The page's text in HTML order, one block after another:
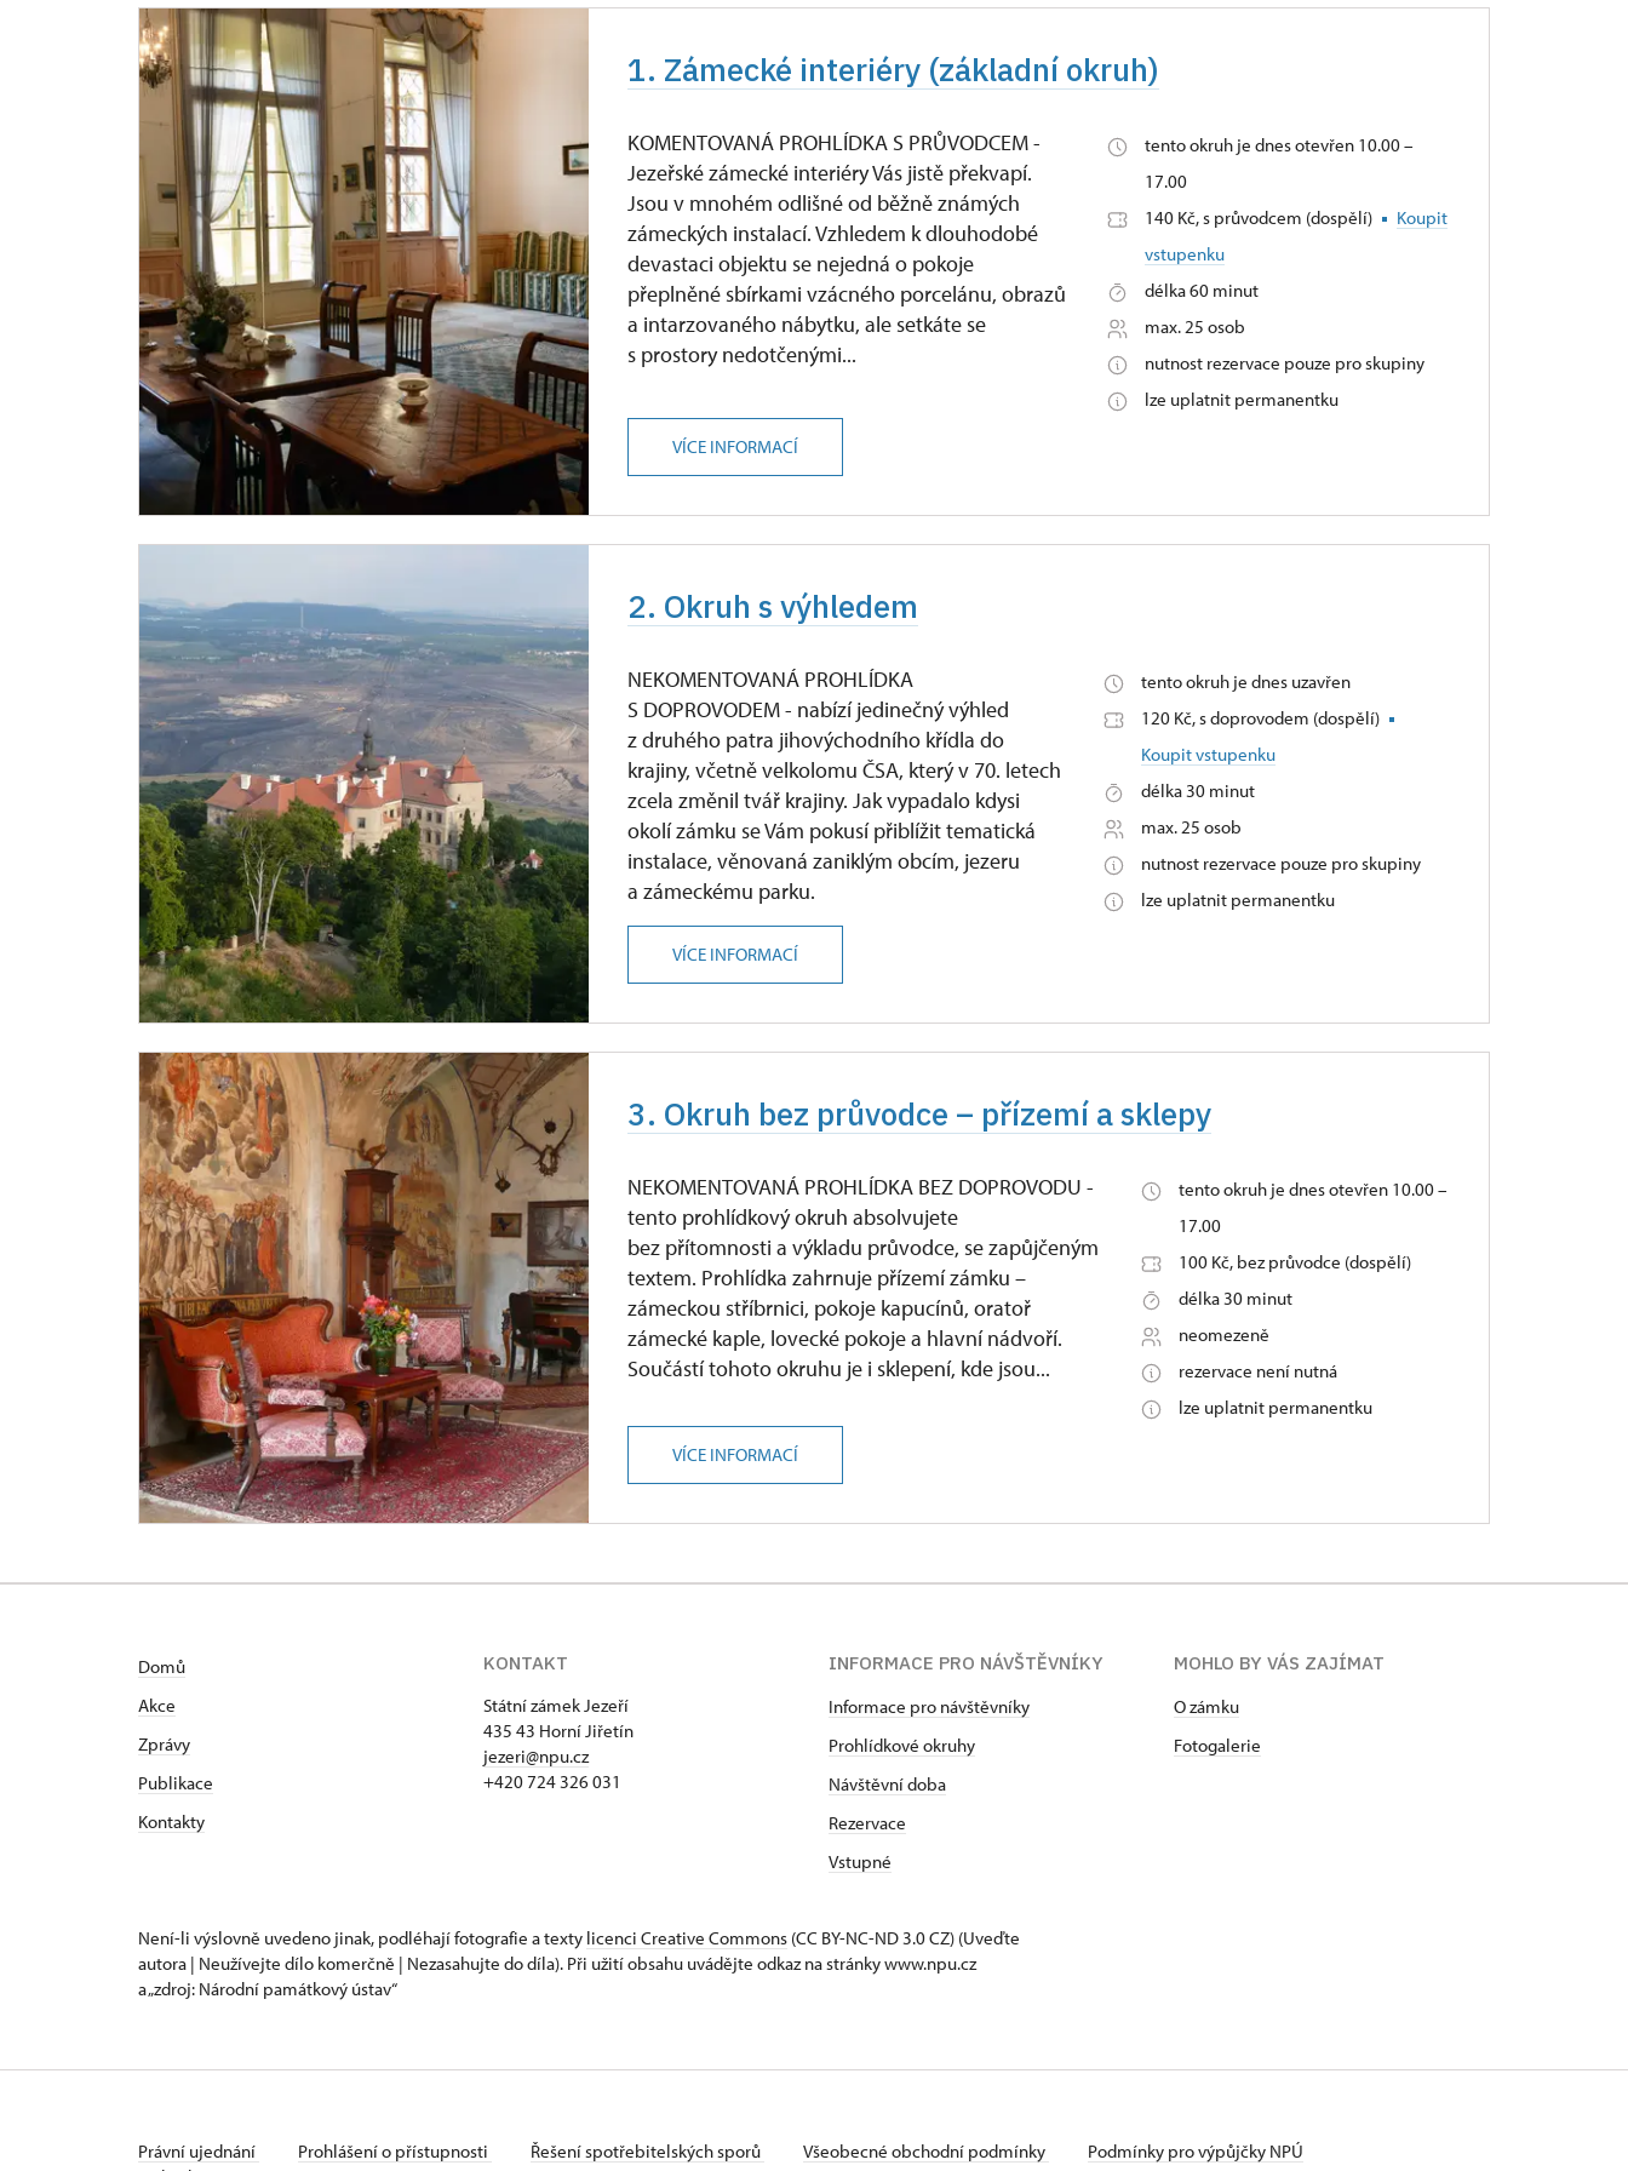
1. Zámecké interiéry (základní okruh)
KOMENTOVANÁ PROHLÍDKA S PRŮVODCEM -
Jezeřské zámecké interiéry Vás jistě překvapí.
Jsou v mnohém odlišné od běžně známých
zámeckých instalací. Vzhledem k dlouhodobé
devastaci objektu se nejedná o pokoje
přeplněné sbírkami vzácného porcelánu, obrazů
a intarzovaného nábytku, ale setkáte se
s prostory nedotčenými...
tento okruh je dnes otevřen 10.00 –
17.00
140 Kč, s průvodcem (dospělí)
Koupit
vstupenku
délka 60 minut
max. 25 osob
nutnost rezervace pouze pro skupiny
lze uplatnit permanentku
VÍCE INFORMACÍ
2. Okruh s výhledem
NEKOMENTOVANÁ PROHLÍDKA
S DOPROVODEM - nabízí jedinečný výhled
z druhého patra jihovýchodního křídla do
krajiny, včetně velkolomu ČSA, který v 70. letech
zcela změnil tvář krajiny. Jak vypadalo kdysi
okolí zámku se Vám pokusí přiblížit tematická
instalace, věnovaná zaniklým obcím, jezeru
a zámeckému parku.
tento okruh je dnes uzavřen
120 Kč, s doprovodem (dospělí)
Koupit vstupenku
délka 30 minut
max. 25 osob
nutnost rezervace pouze pro skupiny
lze uplatnit permanentku
VÍCE INFORMACÍ
3. Okruh bez průvodce – přízemí a sklepy
NEKOMENTOVANÁ PROHLÍDKA BEZ DOPROVODU -
tento prohlídkový okruh absolvujete
bez přítomnosti a výkladu průvodce, se zapůjčeným
textem. Prohlídka zahrnuje přízemí zámku –
zámeckou stříbrnici, pokoje kapucínů, oratoř
zámecké kaple, lovecké pokoje a hlavní nádvoří.
Součástí tohoto okruhu je i sklepení, kde jsou...
tento okruh je dnes otevřen 10.00 –
17.00
100 Kč, bez průvodce (dospělí)
délka 30 minut
neomezeně
rezervace není nutná
lze uplatnit permanentku
VÍCE INFORMACÍ
Domů
Akce
Zprávy
Publikace
Kontakty
KONTAKT
Státní zámek Jezeří
435 43 Horní Jiřetín
jezeri@npu.cz
+420 724 326 031
INFORMACE PRO NÁVŠTĚVNÍKY
Informace pro návštěvníky
Prohlídkové okruhy
Návštěvní doba
Rezervace
Vstupné
MOHLO BY VÁS ZAJÍMAT
O zámku
Fotogalerie
Není-li výslovně uvedeno jinak, podléhají fotografie a texty licenci Creative Commons (CC BY-NC-ND 3.0 CZ) (Uveďte
autora | Neužívejte dílo komerčně | Nezasahujte do díla). Při užití obsahu uvádějte odkaz na stránky www.npu.cz
a „zdroj: Národní památkový ústav“
Právní ujednání Prohlášení o přístupnosti Řešení spotřebitelských sporů Všeobecné obchodní podmínky
Podmínky pro výpůjčky NPÚ